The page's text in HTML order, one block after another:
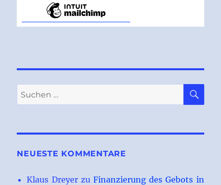
Suchen
nach:
NEUESTE KOMMENTARE
Klaus DreyerzuFinanzierung des Gebots in